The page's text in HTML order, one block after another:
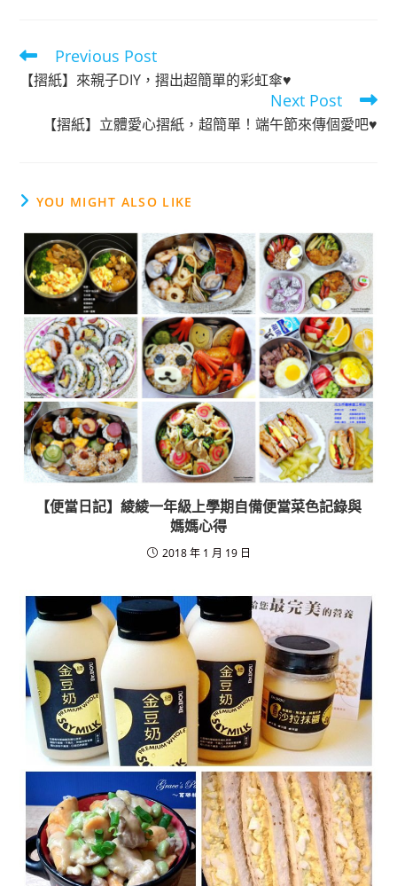
o
o
k
Read
more
articles
Previous Post
【摺紙】來親子DIY，摺出超簡單的彩虹傘♥
Next Post
【摺紙】立體愛心摺紙，超簡單！端午節來傳個愛吧♥
YOU MIGHT ALSO LIKE
【便當日記】綾綾一年級上學期自備便當菜色記錄與
媽媽心得
2018 年 1 月 19 日